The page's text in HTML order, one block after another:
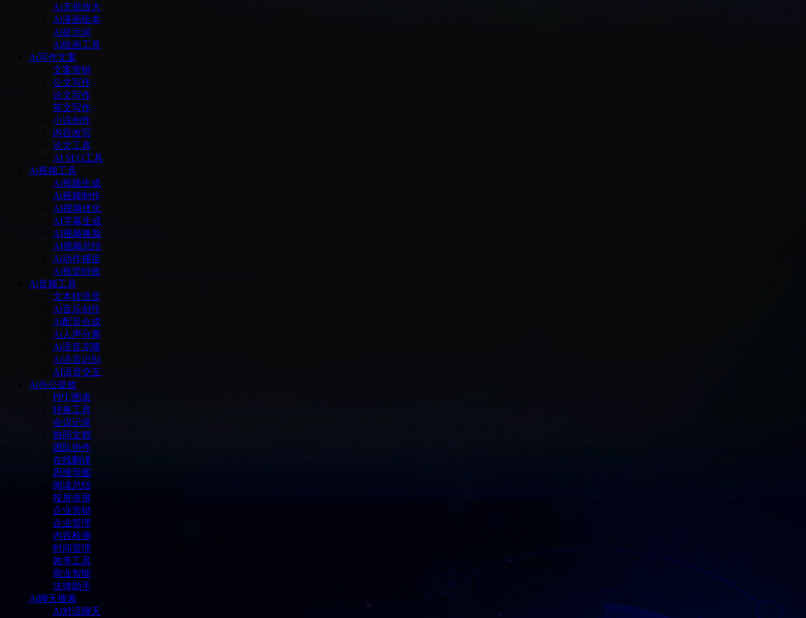
Ai无损放大
Ai漫画绘本
Ai提示词
Ai绘画工具
Ai写作文案
文案营销
公文写作
论文写作
英文写作
小说创作
内容改写
论文工具
AI SEO工具
Ai视频工具
Ai视频生成
Ai视频制作
AI视频优化
AI字幕生成
AI视频换脸
AI视频总结
Ai动作捕捉
Ai视觉特效
Ai音频工具
文本转语音
Ai音乐创作
Ai配音合成
Ai人声分离
Ai语音克隆
Ai语音识别
AI语音交互
Ai办公提效
PPT/图表
转换工具
会议记录
协同文档
团队协作
在线翻译
思维导图
阅读总结
投屏录屏
企业营销
企业管理
内容检测
时间管理
效率工具
商业智能
法律助手
Ai聊天搜索
Ai对话聊天